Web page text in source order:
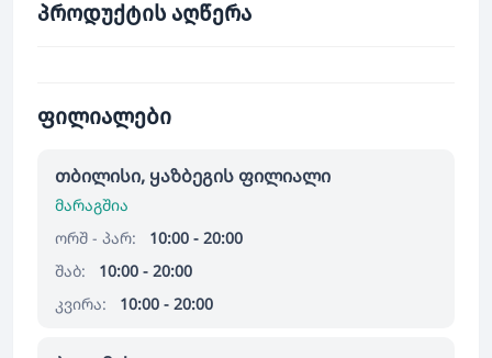
პროდუქტის აღწერა
ფილიალები
თბილისი, ყაზბეგის ფილიალი
მარაგშია
ორშ - პარ:
10:00 - 20:00
შაბ:
10:00 - 20:00
კვირა:
10:00 - 20:00